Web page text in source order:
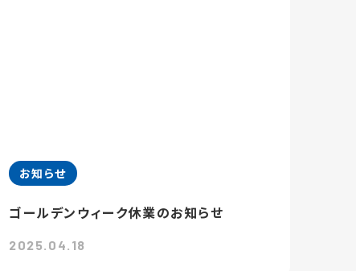
お知らせ
ゴールデンウィーク休業のお知らせ
2025.04.18